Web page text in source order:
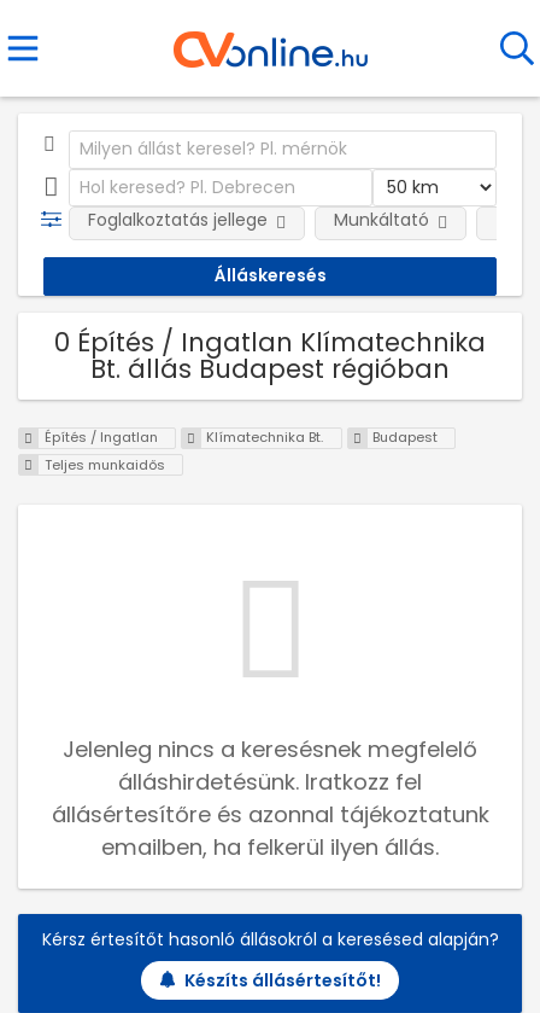
Foglalkoztatás jellege Munkáltató
0 Építés / Ingatlan Klímatechnika
Bt. állás Budapest régióban
Építés / Ingatlan Klímatechnika Bt.
Budapest
Teljes munkaidős
Jelenleg nincs a keresésnek megfelelő
álláshirdetésünk. Iratkozz fel
állásértesítőre és azonnal tájékoztatunk
emailben, ha felkerül ilyen állás.
Kérsz értesítőt hasonló állásokról a keresésed alapján?
Készíts állásértesítőt!